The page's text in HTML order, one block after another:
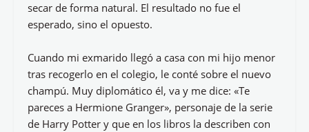
secar de forma natural. El resultado no fue el
esperado, sino el opuesto.
Cuando mi exmarido llegó a casa con mi hijo menor
tras recogerlo en el colegio, le conté sobre el nuevo
champú. Muy diplomático él, va y me dice: «Te
pareces a Hermione Granger», personaje de la serie
de Harry Potter y que en los libros la describen con